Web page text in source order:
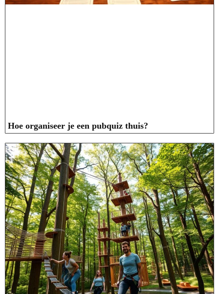
Hoe organiseer je een pubquiz thuis?